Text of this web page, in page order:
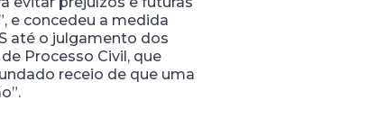
e concedeu a medida
até o julgamento dos
Processo Civil, que
receio de que uma